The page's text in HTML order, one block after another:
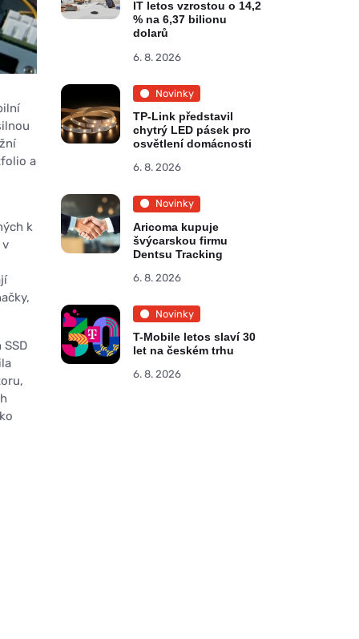
a
k
v
IT letos vzrostou o 14,2
% na 6,37 bilionu
dolarů
6. 8. 2026
Novinky
TP-Link představil
chytrý LED pásek pro
osvětlení domácnosti
6. 8. 2026
Novinky
Aricoma kupuje
švýcarskou firmu
Dentsu Tracking
6. 8. 2026
Novinky
T-Mobile letos slaví 30
let na českém trhu
6. 8. 2026